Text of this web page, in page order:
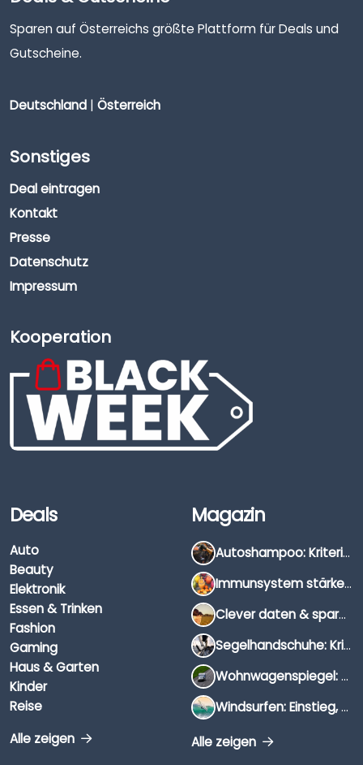
Sparen auf Österreichs größte Plattform für Deals und
Gutscheine.
Deutschland | Österreich
Sonstiges
Deal eintragen
Kontakt
Presse
Datenschutz
Impressum
Kooperation
Deals
Auto
Beauty
Elektronik
Essen & Trinken
Fashion
Gaming
Haus & Garten
Kinder
Reise
Alle zeigen
Magazin
Autoshampoo: Kriterien, Unterschiede & Anwendung
Immunsystem stärken: Hausmittel, Vitamine & Wissenswertes
Clever daten & sparen: So findest du die besten Deals für Dates und Unternehmungen
Segelhandschuhe: Kriterien, Materialien & Tipps
Wohnwagenspiegel: Auswahl, Preise & Montage
Windsurfen: Einstieg, Ausrüstung & Tipps
Alle zeigen